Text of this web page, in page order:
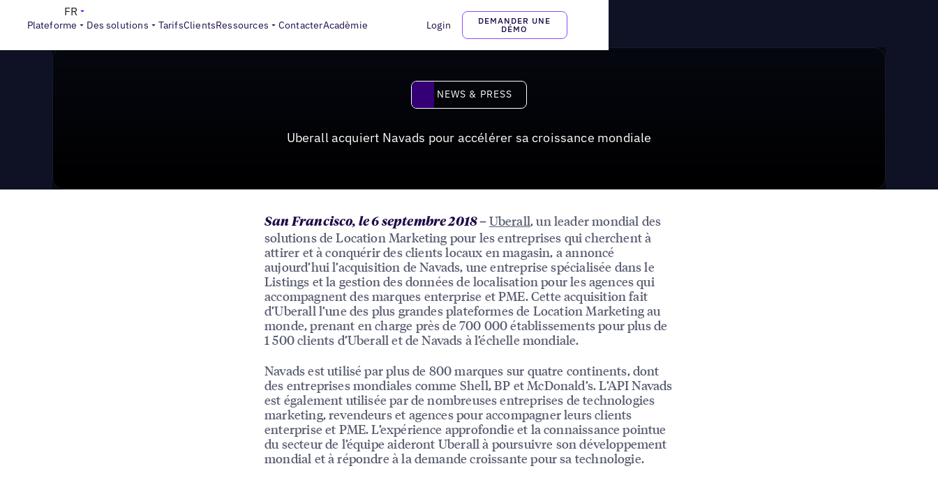
Plateforme Des solutions TarifsClientsRessources ContacterAcadèmie Login
DEMANDER UNE
DÉMO
FR
News & Press
News & Press
NEWS & PRESS
Uberall acquiert Navads pour accélérer sa croissance mondiale
San Francisco, le 6 septembre 2018– Uberall, un leader mondial des
solutions de Location Marketing pour les entreprises qui cherchent à
attirer et à conquérir des clients locaux en magasin, a annoncé
aujourd’hui l’acquisition de Navads, une entreprise spécialisée dans le
Listings et la gestion des données de localisation pour les agences qui
accompagnent des marques enterprise et PME. Cette acquisition fait
d’Uberall l’une des plus grandes plateformes de Location Marketing au
monde, prenant en charge près de 700 000 établissements pour plus de
1 500 clients d’Uberall et de Navads à l’échelle mondiale.
Navads est utilisé par plus de 800 marques sur quatre continents, dont
des entreprises mondiales comme Shell, BP et McDonald’s. L’API Navads
est également utilisée par de nombreuses entreprises de technologies
marketing, revendeurs et agences pour accompagner leurs clients
enterprise et PME. L’expérience approfondie et la connaissance pointue
du secteur de l’équipe aideront Uberall à poursuivre son développement
mondial et à répondre à la demande croissante pour sa technologie.